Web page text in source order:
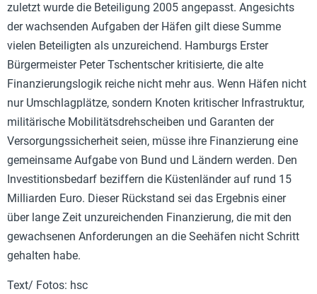
zuletzt wurde die Beteiligung 2005 angepasst. Angesichts
der wachsenden Aufgaben der Häfen gilt diese Summe
vielen Beteiligten als unzureichend. Hamburgs Erster
Bürgermeister Peter Tschentscher kritisierte, die alte
Finanzierungslogik reiche nicht mehr aus. Wenn Häfen nicht
nur Umschlagplätze, sondern Knoten kritischer Infrastruktur,
militärische Mobilitätsdrehscheiben und Garanten der
Versorgungssicherheit seien, müsse ihre Finanzierung eine
gemeinsame Aufgabe von Bund und Ländern werden. Den
Investitionsbedarf beziffern die Küstenländer auf rund 15
Milliarden Euro. Dieser Rückstand sei das Ergebnis einer
über lange Zeit unzureichenden Finanzierung, die mit den
gewachsenen Anforderungen an die Seehäfen nicht Schritt
gehalten habe.
Text/ Fotos: hsc